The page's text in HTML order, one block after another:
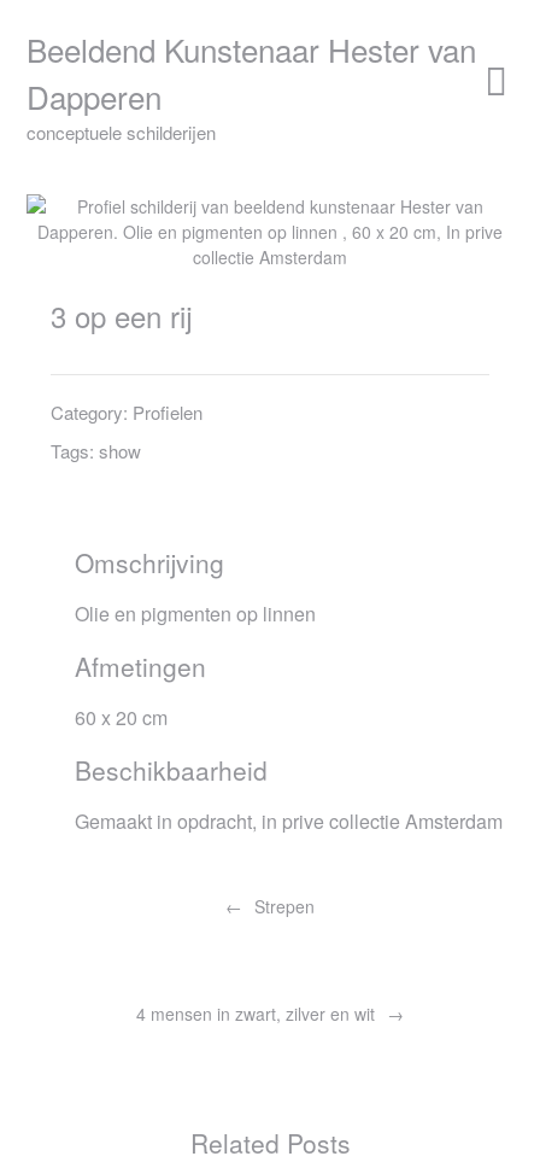
contentBeeldend Kunstenaar Hester van
Dapperen
conceptuele schilderijen
3 op een rij
Category: Profielen
Tags:show
Omschrijving
Olie en pigmenten op linnen
Afmetingen
60 x 20 cm
Beschikbaarheid
Gemaakt in opdracht, in prive collectie Amsterdam
Strepen
4 mensen in zwart, zilver en wit
Related Posts